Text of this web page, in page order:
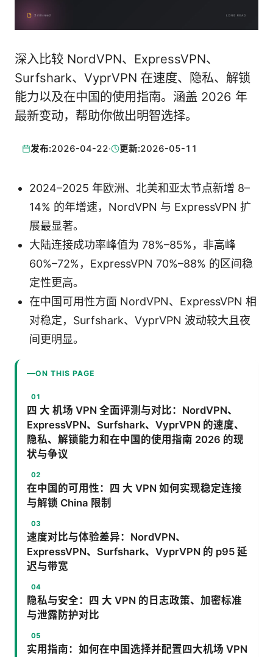
深入比较 NordVPN、ExpressVPN、
Surfshark、VyprVPN 在速度、隐私、解锁
能力以及在中国的使用指南。涵盖 2026 年
最新变动，帮助你做出明智选择。
发布:2026-04-22· 更新:2026-05-11
2024–2025 年欧洲、北美和亚太节点新增 8–
14% 的年增速，NordVPN 与 ExpressVPN 扩
展最显著。
大陆连接成功率峰值为 78%–85%，非高峰
60%–72%，ExpressVPN 70%–88% 的区间稳
定性更高。
在中国可用性方面 NordVPN、ExpressVPN 相
对稳定，Surfshark、VyprVPN 波动较大且夜
间更明显。
ON THIS PAGE
四 大 机场 VPN 全面评测与对比：NordVPN、
ExpressVPN、Surfshark、VyprVPN 的速度、
隐私、解锁能力和在中国的使用指南 2026 的现
状与争议
在中国的可用性：四 大 VPN 如何实现稳定连接
与解锁 China 限制
速度对比与体验差异：NordVPN、
ExpressVPN、Surfshark、VyprVPN 的 p95 延
迟与带宽
隐私与安全：四 大 VPN 的日志政策、加密标准
与泄露防护对比
实用指南：如何在中国选择并配置四大机场 VPN